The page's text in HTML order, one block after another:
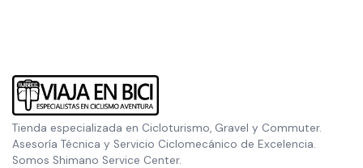
Tienda especializada en Cicloturismo, Gravel y Commuter.
Asesoría Técnica y Servicio Ciclomecánico de Excelencia.
Somos Shimano Service Center.